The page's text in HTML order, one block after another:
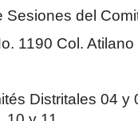
del
1190 Col.
Distritales 04